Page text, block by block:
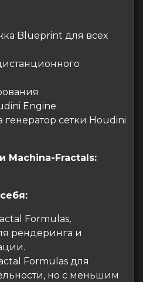
Blueprint для всех
Engine
генератор сетки Houdini
Machina-Fractals:
Formulas,
рендеринга и
Formulas для
но с меньшим